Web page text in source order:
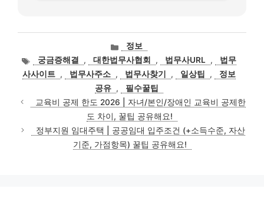
카
테
고
리
정보
태
그
궁금증해결 , 대한법무사협회 , 법무사URL ,
법무
사사이트 , 법무사주소 , 법무사찾기 , 일상팁 ,
정보
공유 ,
필수꿀팁
교육비 공제 한도 2026 | 자녀/본인/장애인 교육비 공제한
도 차이, 꿀팁 공유해요!
정부지원 임대주택 | 공공임대 입주조건 (+소득수준, 자산
기준, 가점항목) 꿀팁 공유해요!